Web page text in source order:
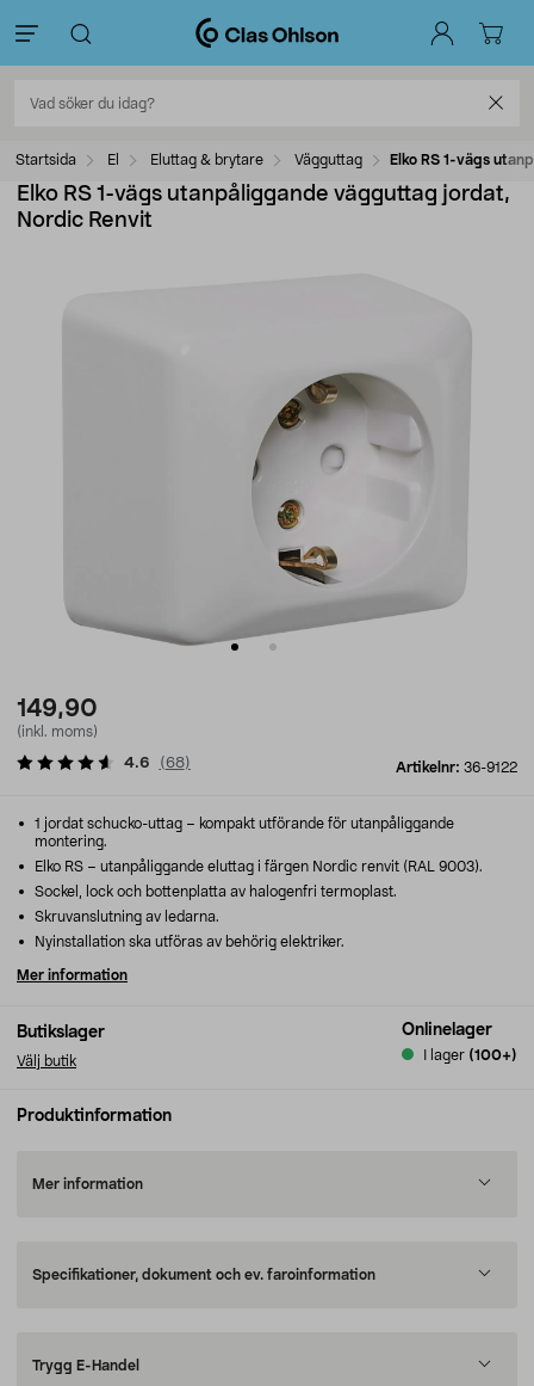
Startsida El Eluttag & brytare Vägguttag Elko RS 1-vägs
Elko RS 1-vägs utanpåliggande vägguttag jordat,
Nordic Renvit
149,90
(inkl. moms)
Artikelnr: 36-9122
4.6 (68)
Butikslager
Välj butik
Onlinelager
I lager (100+)
1 jordat schucko-uttag – kompakt utförande för utanpåliggande
montering.
Elko RS – utanpåliggande eluttag i färgen Nordic renvit (RAL 9003).
Sockel, lock och bottenplatta av halogenfri termoplast.
Skruvanslutning av ledarna.
Nyinstallation ska utföras av behörig elektriker.
Mer information
Produktinformation
Mer information
Specifikationer, dokument och ev. faroinformation
Trygg E-Handel